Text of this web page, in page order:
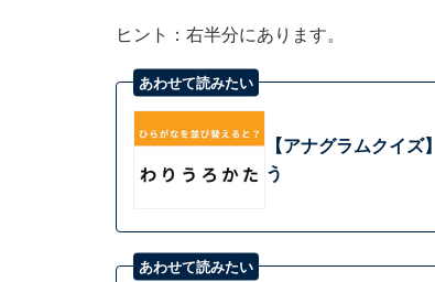
ヒント：右半分にあります。
あわせて読みたい
【アナグラムクイ
う
あわせて読みたい